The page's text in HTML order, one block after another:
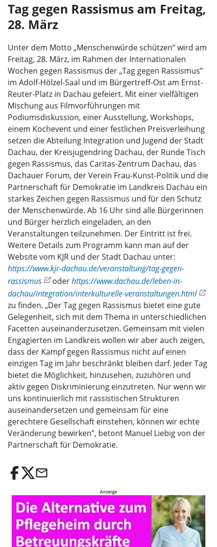
Tag gegen Rassismus am Freitag,
28. März
Unter dem Motto „Menschenwürde schützen” wird am
Freitag, 28. März, im Rahmen der Internationalen
Wochen gegen Rassismus der „Tag gegen Rassismus”
im Adolf-Hölzel-Saal und im Bürgertreff-Ost am Ernst-
Reuter-Platz in Dachau gefeiert. Mit einer vielfältigen
Mischung aus Filmvorführungen mit
Podiumsdiskussion, einer Ausstellung, Workshops,
einem Kochevent und einer festlichen Preisverleihung
setzen die Abteilung Integration und Jugend der Stadt
Dachau, der Kreisjugendring Dachau, der Runde Tisch
gegen Rassismus, das Caritas-Zentrum Dachau, das
Dachauer Forum, der Verein Frau-Kunst-Politik und die
Partnerschaft für Demokratie im Landkreis Dachau ein
starkes Zeichen gegen Rassismus und für den Schutz
der Menschenwürde. Ab 16 Uhr sind alle Bürgerinnen
und Bürger herzlich eingeladen, an den
Veranstaltungen teilzunehmen. Der Eintritt ist frei.
Weitere Details zum Programm kann man auf der
Website vom KJR und der Stadt Dachau unter:
https://www.kjr-dachau.de/veranstaltung/tag-gegen-
rassismus
oderhttps://www.dachau.de/leben-in-
dachau/integration/interkulturelle-veranstaltungen.html
zu finden. „Der Tag gegen Rassismus bietet eine gute
Gelegenheit, sich mit dem Thema in unterschiedlichen
Facetten auseinanderzusetzen. Gemeinsam mit vielen
Engagierten im Landkreis wollen wir aber auch zeigen,
dass der Kampf gegen Rassismus nicht auf einen
einzigen Tag im Jahr beschränkt bleiben darf. Jeder Tag
bietet die Möglichkeit, hinzusehen, zuzuhören und
aktiv gegen Diskriminierung einzutreten. Nur wenn wir
uns kontinuierlich mit rassistischen Strukturen
auseinandersetzen und gemeinsam für eine
gerechtere Gesellschaft einstehen, können wir echte
Veränderung bewirken”, betont Manuel Liebig von der
Partnerschaft für Demokratie.
email